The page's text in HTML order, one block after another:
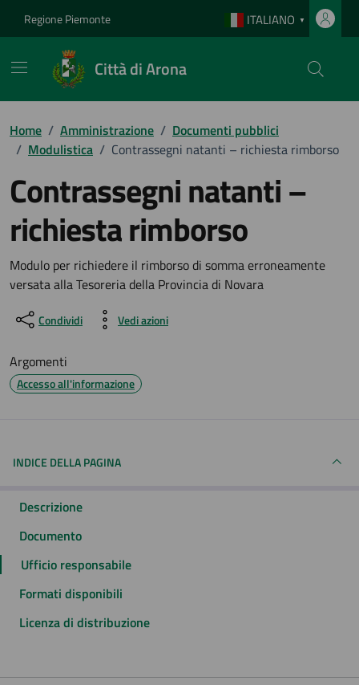
Regione Piemonte ITALIANO ▼
Città di Arona
Home / Amministrazione / Documenti pubblici
/ Modulistica / Contrassegni natanti – richiesta rimborso
Contrassegni natanti –
richiesta rimborso
Dettagli del documento
Modulo per richiedere il rimborso di somma erroneamente
versata alla Tesoreria della Provincia di Novara
Condividi Vedi azioni
Argomenti
Accesso all'informazione
INDICE DELLA PAGINA
Descrizione
Documento
Ufficio responsabile
Formati disponibili
Licenza di distribuzione